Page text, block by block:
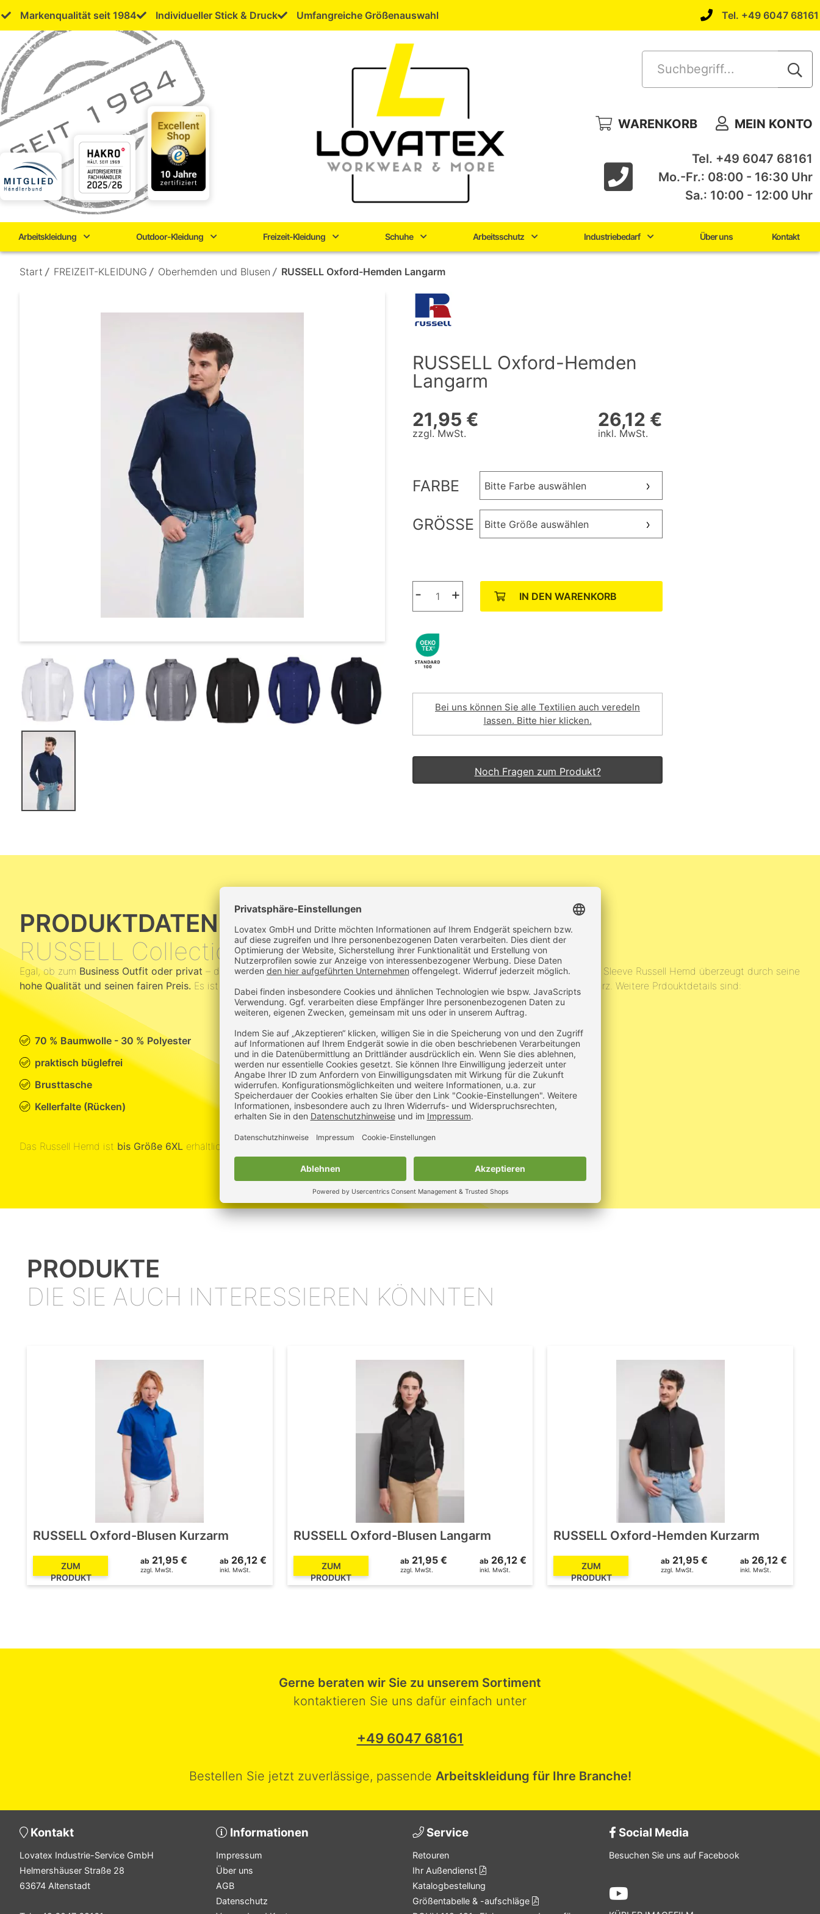
to
content
Markenqualität seit 1984 Individueller Stick & Druck Umfangreiche Größenauswahl Tel. +49 6047 68161
Suchbegriff...
WARENKORB MEIN KONTO
Tel. +49 6047 68161
Mo.-Fr.: 08:00 - 16:30 Uhr
Sa.: 10:00 - 12:00 Uhr
Arbeitskleidung Outdoor-Kleidung Freizeit-Kleidung Schuhe Arbeitsschutz Industriebedarf Über uns Kontakt
Start / FREIZEIT-KLEIDUNG / Oberhemden und Blusen / RUSSELL Oxford-Hemden Langarm
RUSSELL Oxford-Hemden
Langarm
21,95 €
zzgl. MwSt.
26,12 €
inkl. MwSt.
FARBE Bitte Farbe auswählen
GRÖSSE Bitte Größe auswählen
- + IN DEN WARENKORB
Bei uns können Sie alle Textilien auch veredeln
lassen. Bitte hier klicken.
Noch Fragen zum Produkt?
PRODUKTDATEN
RUSSELL Collection Hemd
Egal, ob zum Business Outfit oder privat – das Russell Collection Hemd für Herren kleidet Sie immerbesonders stilvoll. Das Long Sleeve Russell Hemd überzeugt durch seine
hohe Qualität und seinen fairen Preis. Es ist in 6 klassischen Farben bestellbar – von weiß über hellblau und silbergrau bis schwarz. Weitere Prdouktdetails sind:
70 % Baumwolle - 30 % Polyester OEKO-TEX® STANDARD 100
praktisch büglefrei
Button-Down-Kragen
Brusttasche
Schulterpasse
Kellerfalte (Rücken)
Das Russell Hemd ist bis Größe 6XL erhältlich. Jetzt Russell Collection Damen Hemd bei Lovatex bestellen!
PRODUKTE
DIE SIE AUCH INTERESSIEREN KÖNNTEN
RUSSELL Oxford-Blusen Kurzarm
ZUM
PRODUKT
ab 21,95 €
zzgl. MwSt.
ab 26,12 €
inkl. MwSt.
RUSSELL Oxford-Blusen Langarm
ZUM
PRODUKT
ab 21,95 €
zzgl. MwSt.
ab 26,12 €
inkl. MwSt.
RUSSELL Oxford-Hemden Kurzarm
ZUM
PRODUKT
ab 21,95 €
zzgl. MwSt.
ab 26,12 €
inkl. MwSt.
Gerne beraten wir Sie zu unserem Sortiment
kontaktieren Sie uns dafür einfach unter
+49 6047 68161
Bestellen Sie jetzt zuverlässige, passende Arbeitskleidung für Ihre Branche!
Kontakt
Lovatex Industrie-Service GmbH
Helmershäuser Straße 28
63674 Altenstadt
Informationen
Impressum
Über uns
AGB
Datenschutz
Service
Retouren
Ihr Außendienst
Katalogbestellung
Größentabelle & -aufschläge
Social Media
Besuchen Sie uns auf Facebook